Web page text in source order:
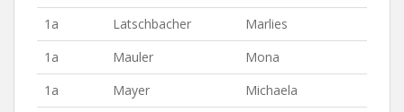
1a
Latschbacher
Marlies
1a
Mauler
Mona
1a
Mayer
Michaela